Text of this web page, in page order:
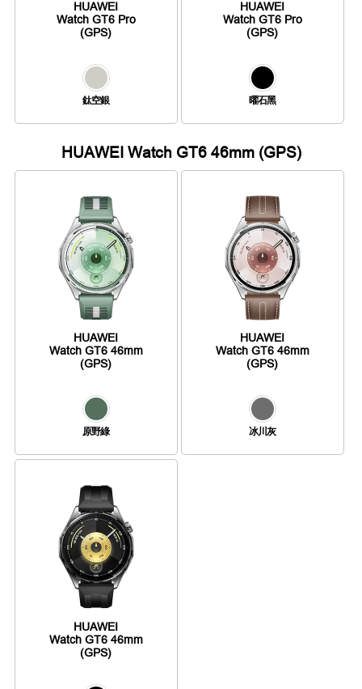
HUAWEI
Watch GT6 Pro
(GPS)
鈦空銀
HUAWEI
Watch GT6 Pro
(GPS)
曜石黑
HUAWEI Watch GT6 46mm (GPS)
HUAWEI
Watch GT6 46mm
(GPS)
原野綠
HUAWEI
Watch GT6 46mm
(GPS)
冰川灰
HUAWEI
Watch GT6 46mm
(GPS)